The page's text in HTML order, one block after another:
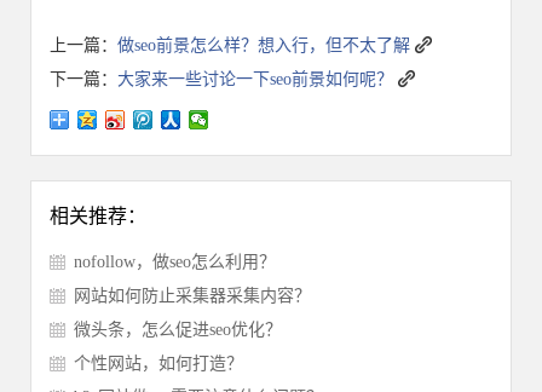
上一篇： 做seo前景怎么样？想入行，但不太了解
下一篇： 大家来一些讨论一下seo前景如何呢？
相关推荐：
nofollow，做seo怎么利用？
网站如何防止采集器采集内容？
微头条，怎么促进seo优化？
个性网站，如何打造？